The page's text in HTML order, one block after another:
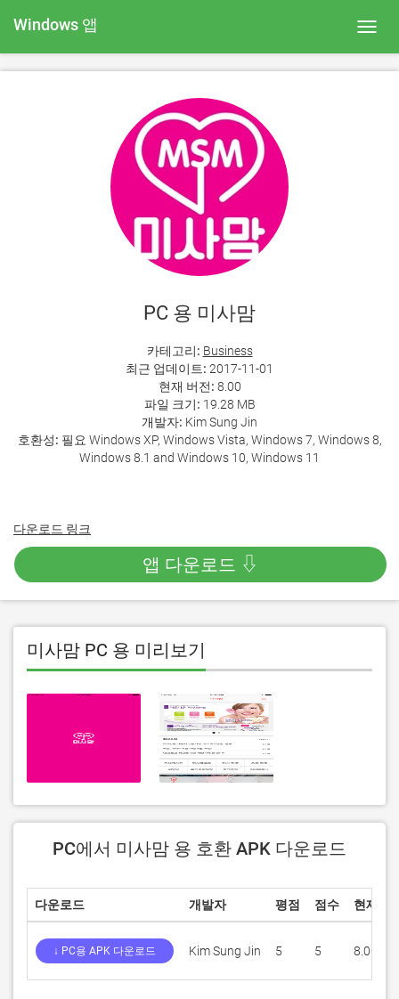
Windows 앱
PC 용 미사맘
카테고리: Business
최근 업데이트: 2017-11-01
현재 버전: 8.00
파일 크기: 19.28 MB
개발자: Kim Sung Jin
호환성: 필요 Windows XP, Windows Vista, Windows 7, Windows 8,
Windows 8.1 and Windows 10, Windows 11
다운로드 링크
앱 다운로드 ⇩
미사맘 PC 용 미리보기
PC에서 미사맘 용 호환 APK 다운로드
다운로드 개발자 평점 점수 현재 버
↓ PC용 APK 다운로드 Kim Sung Jin 5 5 8.00